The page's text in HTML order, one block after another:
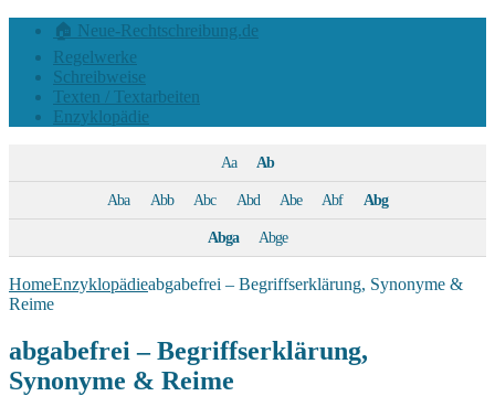
🏠 Neue-Rechtschreibung.de
Regelwerke
Schreibweise
Texten / Textarbeiten
Enzyklopädie
Aa Ab
Aba Abb Abc Abd Abe Abf Abg
Abga Abge
HomeEnzyklopädieabgabefrei – Begriffserklärung, Synonyme &
Reime
abgabefrei – Begriffserklärung,
Synonyme & Reime